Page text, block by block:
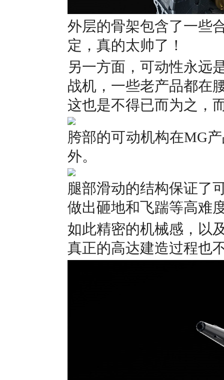
外层的骨架包含了一些
定，真的太帅了！
另一方面，可动性永远
战机，一些老产品都在
这也是不得已而为之，
胯部的可动机构在MG
外。
腿部滑动的结构保证了
做出砸地和飞踹等高难
如此精密的机械感，以
真正的高达建造过程也